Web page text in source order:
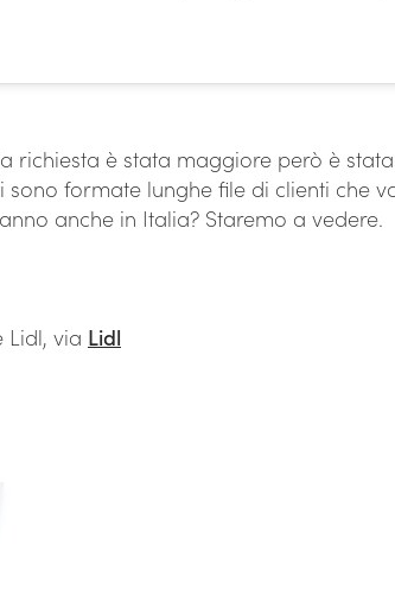
richiesta è stata maggiore però è
sono formate lunghe file di clienti che
anche in Italia? Staremo a vedere.
Lidl, via Lidl